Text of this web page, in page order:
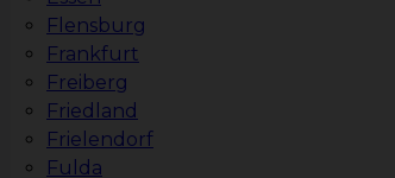
Flensburg
Frankfurt
Freiberg
Friedland
Frielendorf
Fulda